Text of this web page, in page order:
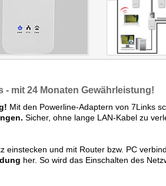
mit 24 Monaten Gewährleistung!
Mit den Powerline-Adaptern von 7Links
Sicher, ohne lange LAN-Kabel zu
einstecken und mit Router bzw. PC
her. So wird das Einschalten des